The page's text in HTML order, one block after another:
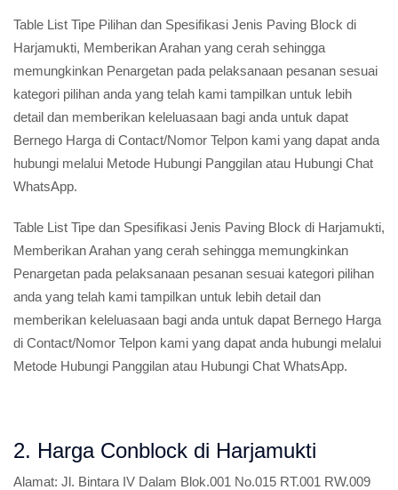
Table List Tipe Pilihan dan Spesifikasi Jenis Paving Block di
Harjamukti, Memberikan Arahan yang cerah sehingga
memungkinkan Penargetan pada pelaksanaan pesanan sesuai
kategori pilihan anda yang telah kami tampilkan untuk lebih
detail dan memberikan keleluasaan bagi anda untuk dapat
Bernego Harga di Contact/Nomor Telpon kami yang dapat anda
hubungi melalui Metode Hubungi Panggilan atau Hubungi Chat
WhatsApp.
Table List Tipe dan Spesifikasi Jenis Paving Block di Harjamukti,
Memberikan Arahan yang cerah sehingga memungkinkan
Penargetan pada pelaksanaan pesanan sesuai kategori pilihan
anda yang telah kami tampilkan untuk lebih detail dan
memberikan keleluasaan bagi anda untuk dapat Bernego Harga
di Contact/Nomor Telpon kami yang dapat anda hubungi melalui
Metode Hubungi Panggilan atau Hubungi Chat WhatsApp.
2. Harga Conblock di Harjamukti
Alamat: Jl. Bintara IV Dalam Blok.001 No.015 RT.001 RW.009